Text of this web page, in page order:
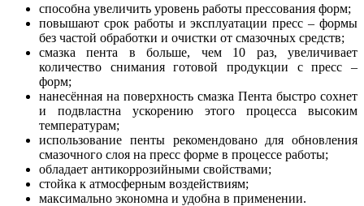
способна увеличить уровень работы прессования форм;
повышают срок работы и эксплуатации пресс – формы
без частой обработки и очистки от смазочных средств;
смазка пента в больше, чем 10 раз, увеличивает
количество снимания готовой продукции с пресс –
форм;
нанесённая на поверхность смазка Пента быстро сохнет
и подвластна ускорению этого процесса высоким
температурам;
использование пенты рекомендовано для обновления
смазочного слоя на пресс форме в процессе работы;
обладает антикоррозийными свойствами;
стойка к атмосферным воздействиям;
максимально экономна и удобна в применении.